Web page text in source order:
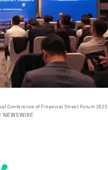
Conference of Financial Street Forum 2025